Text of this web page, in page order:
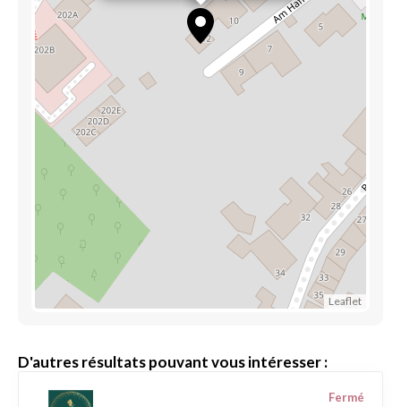
Leaflet
D'autres résultats pouvant vous intéresser :
Fermé